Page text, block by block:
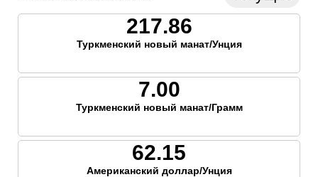
217.86
Туркменский новый манат/Унция
7.00
Туркменский новый манат/Грамм
62.15
Американский доллар/Унция